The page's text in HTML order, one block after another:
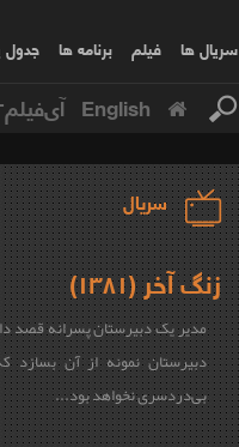
سریال ها فیلم برنامه ها
English آی‌فیلم۲
سریال
زنگ آخر (۱۳۸۱)
مدیر یک دبیرستان پسرانه قصد
دبیرستان نمونه از آن بسازد
بی‌دردسری نخواهد بود...